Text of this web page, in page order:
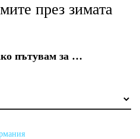
през зимата
пътувам за …